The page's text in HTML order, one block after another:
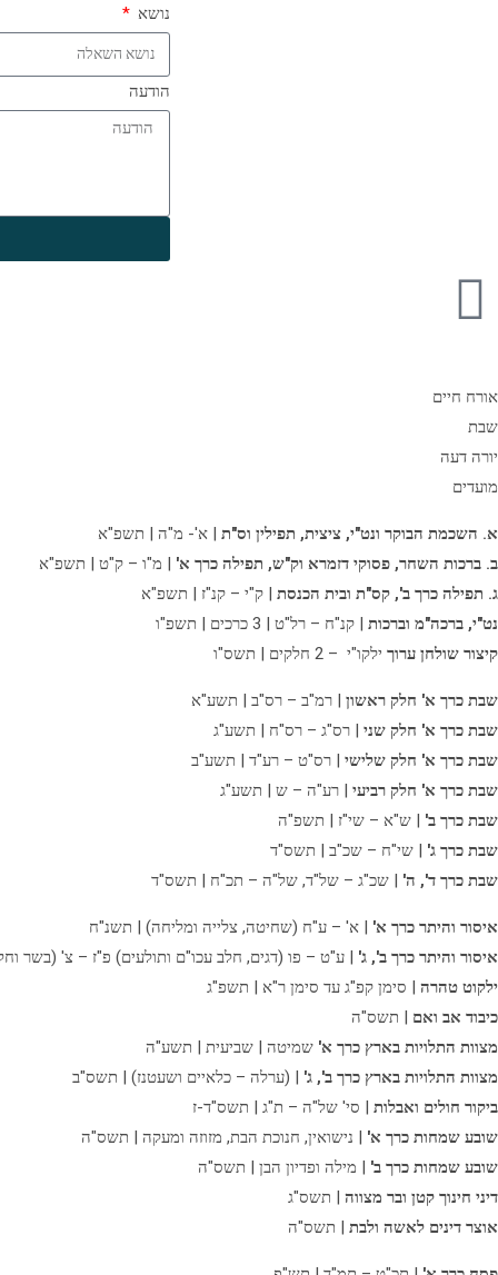
נושא
הודעה
אורח חיים
שבת
יורה דעה
מועדים
א. השכמת הבוקר ונט"י, ציצית, תפילין וס"ת | א'- מ"ה | תשפ"א
ב. ברכות השחר, פסוקי דזמרא וק"ש, תפילה כרך א' | מ"ו – ק"ט | תשפ"א
ג. תפילה כרך ב', קס"ת ובית הכנסת | ק"י – קנ"ז | תשפ"א
נט"י, ברכה"מ וברכות | קנ"ח – רל"ט | 3 כרכים | תשפ"ו
קיצור שולחן ערוך ילקו"י – 2 חלקים | תשס"ו
שבת כרך א' חלק ראשון | רמ"ב – רס"ב | תשע"א
שבת כרך א' חלק שני | רס"ג – רס"ח | תשע"ג
שבת כרך א' חלק שלישי | רס"ט – רע"ד | תשע"ב
שבת כרך א' חלק רביעי | רע"ה – ש | תשע"ג
שבת כרך ב' | ש"א – שי"ז | תשפ"ה
שבת כרך ג' | שי"ח – שכ"ב | תשס"ד
שבת כרך ד', ה' | שכ"ג – של"ד, של"ה – תכ"ח | תשס"ד
איסור והיתר כרך א' | א' – ע"ח (שחיטה, צלייה ומליחה) | תשנ"ח
איסור והיתר כרך ב', ג' | ע"ט – פו (דגים, חלב עכו"ם ותולעים) פ"ז – צ' (בשר
ילקוט טהרה | סימן קפ"ג עד סימן ר"א | תשפ"ג
כיבוד אב ואם | תשס"ה
מצוות התלויות בארץ כרך א' שמיטה | שביעית | תשע"ה
מצוות התלויות בארץ כרך ב', ג' | (ערלה – כלאיים ושעטנז) | תשס"ב
ביקור חולים ואבלות | סי' של"ה – ת"ג | תשס"ד-ז
שובע שמחות כרך א' | נישואין, חנוכת הבת, מזוזה ומעקה | תשס"ה
שובע שמחות כרך ב' | מילה ופדיון הבן | תשס"ה
דיני חינוך קטן ובר מצווה | תשס"ג
אוצר דינים לאשה ולבת | תשס"ה